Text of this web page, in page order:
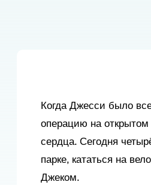
Когда Джесси было
операцию на открытом
сердца. Сегодня
парке, кататься на
Джеком.